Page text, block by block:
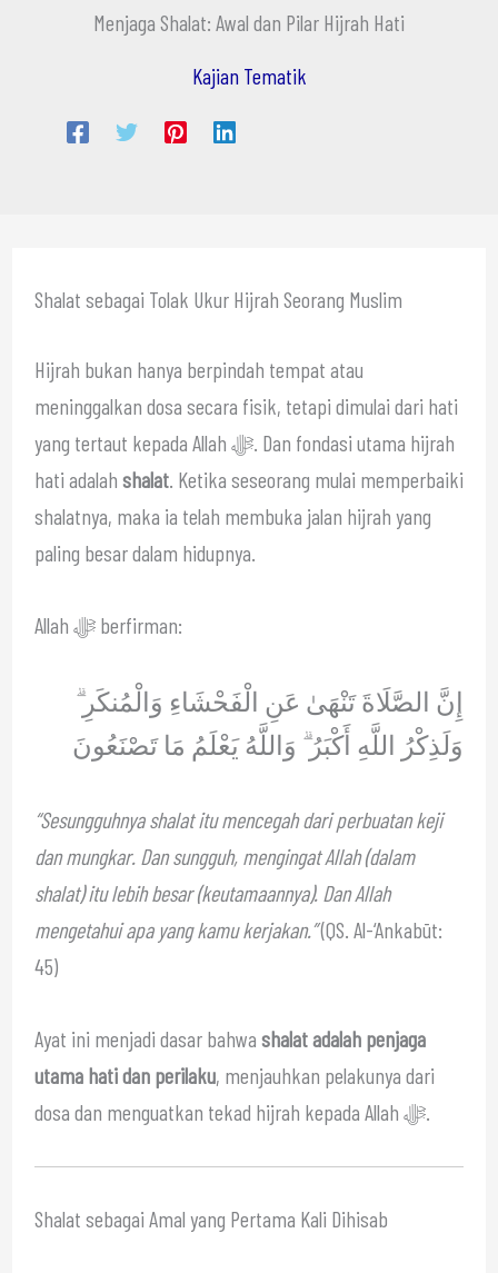
Menjaga Shalat: Awal dan Pilar Hijrah Hati
Kajian Tematik
Shalat sebagai Tolak Ukur Hijrah Seorang Muslim
Hijrah bukan hanya berpindah tempat atau
meninggalkan dosa secara fisik, tetapi dimulai dari hati
yang tertaut kepada Allah ﷻ. Dan fondasi utama hijrah
hati adalah shalat. Ketika seseorang mulai memperbaiki
shalatnya, maka ia telah membuka jalan hijrah yang
paling besar dalam hidupnya.
Allah ﷻ berfirman:
إِنَّ الصَّلَاةَ تَنْهَىٰ عَنِ الْفَحْشَاءِ وَالْمُنكَرِ ۗ
وَلَذِكْرُ اللَّهِ أَكْبَرُ ۗ وَاللَّهُ يَعْلَمُ مَا تَصْنَعُونَ
“Sesungguhnya shalat itu mencegah dari perbuatan keji
dan mungkar. Dan sungguh, mengingat Allah (dalam
shalat) itu lebih besar (keutamaannya). Dan Allah
mengetahui apa yang kamu kerjakan.”(QS. Al-‘Ankabūt:
45)
Ayat ini menjadi dasar bahwa shalat adalah penjaga
utama hati dan perilaku, menjauhkan pelakunya dari
dosa dan menguatkan tekad hijrah kepada Allah ﷻ.
Shalat sebagai Amal yang Pertama Kali Dihisab